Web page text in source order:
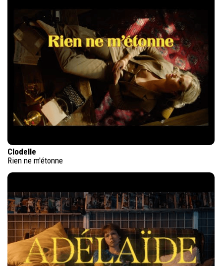
Clodelle
Rien ne m'étonne